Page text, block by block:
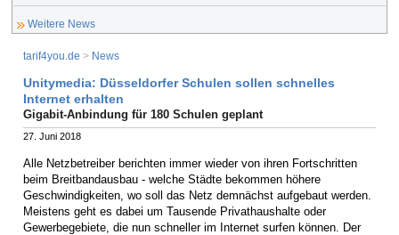
Weitere News
tarif4you.de > News
Unitymedia: Düsseldorfer Schulen sollen schnelles
Internet erhalten
Gigabit-Anbindung für 180 Schulen geplant
27. Juni 2018
Alle Netzbetreiber berichten immer wieder von ihren Fortschritten
beim Breitbandausbau - welche Städte bekommen höhere
Geschwindigkeiten, wo soll das Netz demnächst aufgebaut werden.
Meistens geht es dabei um Tausende Privathaushalte oder
Gewerbegebiete, die nun schneller im Internet surfen können. Der